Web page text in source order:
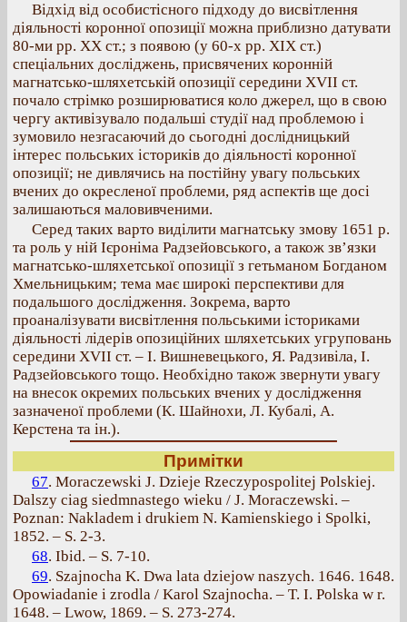
Відхід від особистісного підходу до висвітлення
діяльності коронної опозиції можна приблизно датувати
80-ми рр. ХХ ст.; з появою (у 60-х рр. ХІХ ст.)
спеціальних досліджень, присвячених коронній
магнатсько-шляхетській опозиції середини XVII ст.
почало стрімко розширюватися коло джерел, що в свою
чергу активізувало подальші студії над проблемою і
зумовило незгасаючий до сьогодні дослідницький
інтерес польських істориків до діяльності коронної
опозиції; не дивлячись на постійну увагу польських
вчених до окресленої проблеми, ряд аспектів ще досі
залишаються маловивченими.
Серед таких варто виділити магнатську змову 1651 р.
та роль у ній Ієроніма Радзейовського, а також зв’язки
магнатсько-шляхетської опозиції з гетьманом Богданом
Хмельницьким; тема має широкі перспективи для
подальшого дослідження. Зокрема, варто
проаналізувати висвітлення польськими істориками
діяльності лідерів опозиційних шляхетських угруповань
середини XVII ст. – І. Вишневецького, Я. Радзивіла, І.
Радзейовського тощо. Необхідно також звернути увагу
на внесок окремих польських вчених у дослідження
зазначеної проблеми (К. Шайнохи, Л. Кубалі, А.
Керстена та ін.).
Примітки
67. Moraczewski J. Dzieje Rzeczypospolitej Polskiej.
Dalszy ciag siedmnastego wieku / J. Moraczewski. –
Poznan: Nakladem i drukiem N. Kamienskiego i Spolki,
1852. – S. 2-3.
68. Ibid. – S. 7-10.
69. Szajnocha K. Dwa lata dziejow naszych. 1646. 1648.
Opowiadanie i zrodla / Karol Szajnocha. – T. I. Polska w r.
1648. – Lwow, 1869. – S. 273-274.